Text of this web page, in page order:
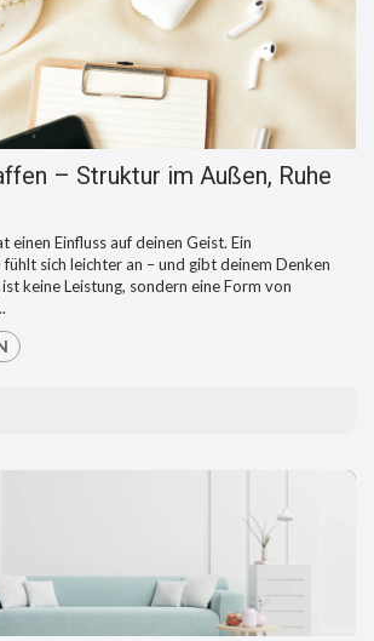
– Struktur im Außen, Ruhe
einen Einfluss auf deinen Geist. Ein
sich leichter an – und gibt deinem Denken
keine Leistung, sondern eine Form von